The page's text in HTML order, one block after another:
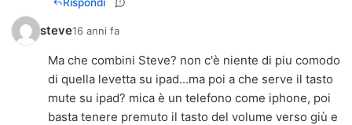
steve16 anni fa
Ma che combini Steve? non c'è niente di piu comodo
di quella levetta su ipad...ma poi a che serve il tasto
mute su ipad? mica è un telefono come iphone, poi
basta tenere premuto il tasto del volume verso giù e